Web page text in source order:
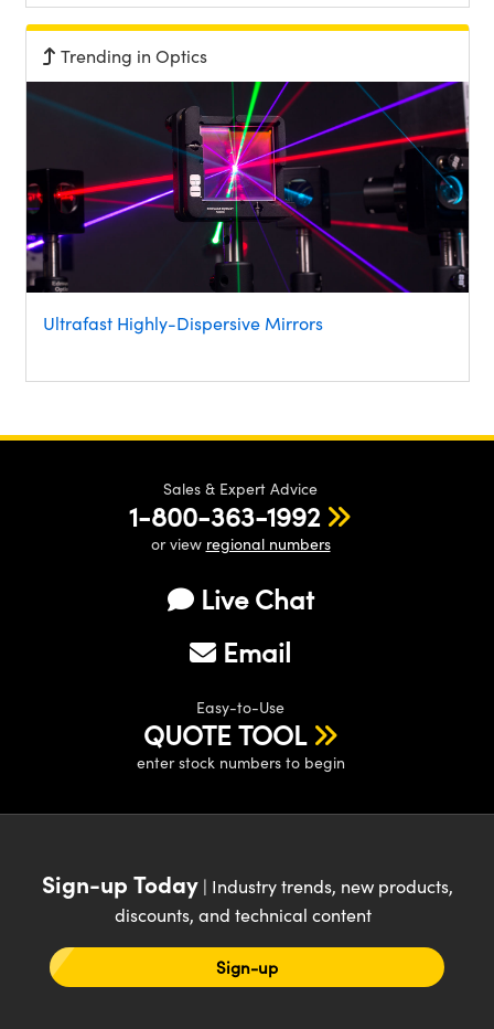
Trending in Optics
Ultrafast Highly-Dispersive Mirrors
Sales & Expert Advice
1-800-363-1992
or view regional numbers
Live Chat
Email
Easy-to-Use
QUOTE TOOL
enter stock numbers to begin
Sign-up Today| Industry trends, new products,
discounts, and technical content
Sign-up